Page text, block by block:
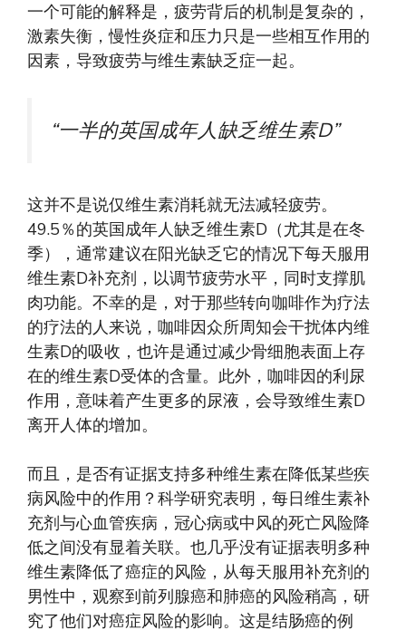
一个可能的解释是，疲劳背后的机制是复杂的，
激素失衡，慢性炎症和压力只是一些相互作用的
因素，导致疲劳与维生素缺乏症一起。
“一半的英国成年人缺乏维生素D”
这并不是说仅维生素消耗就无法减轻疲劳。
49.5％的英国成年人缺乏维生素D（尤其是在冬
季），通常建议在阳光缺乏它的情况下每天服用
维生素D补充剂，以调节疲劳水平，同时支撑肌
肉功能。不幸的是，对于那些转向咖啡作为疗法
的疗法的人来说，咖啡因众所周知会干扰体内维
生素D的吸收，也许是通过减少骨细胞表面上存
在的维生素D受体的含量。此外，咖啡因的利尿
作用，意味着产生更多的尿液，会导致维生素D
离开人体的增加。
而且，是否有证据支持多种维生素在降低某些疾
病风险中的作用？科学研究表明，每日维生素补
充剂与心血管疾病，冠心病或中风的死亡风险降
低之间没有显着关联。也几乎没有证据表明多种
维生素降低了癌症的风险，从每天服用补充剂的
男性中，观察到前列腺癌和肺癌的风险稍高，研
究了他们对癌症风险的影响。这是结肠癌的例